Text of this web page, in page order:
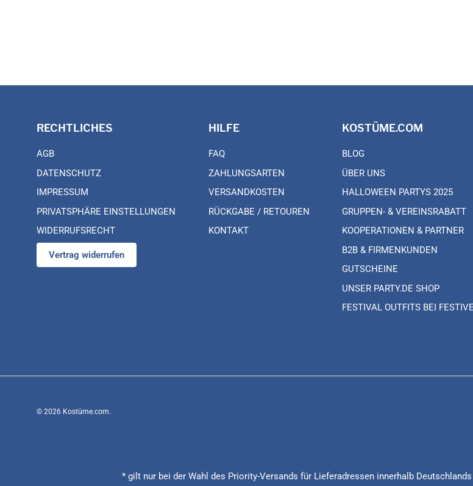
RECHTLICHES
AGB
DATENSCHUTZ
IMPRESSUM
PRIVATSPHÄRE EINSTELLUNGEN
WIDERRUFSRECHT
Vertrag widerrufen
HILFE
FAQ
ZAHLUNGSARTEN
VERSANDKOSTEN
RÜCKGABE / RETOUREN
KONTAKT
KOSTÜME.COM
BLOG
ÜBER UNS
HALLOWEEN PARTYS 2025
GRUPPEN- & VEREINSRABATT
KOOPERATIONEN & PARTNER
B2B & FIRMENKUNDEN
GUTSCHEINE
UNSER PARTY.DE SHOP
FESTIVAL OUTFITS BEI
© 2026 Kostüme.com.
* gilt nur bei der Wahl des Priority-Versands für Lieferadressen innerhalb